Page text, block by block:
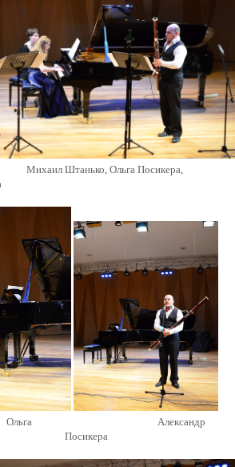
Михаил Штанько, Ольга Посикера,
Ольга
Александр
Посикера